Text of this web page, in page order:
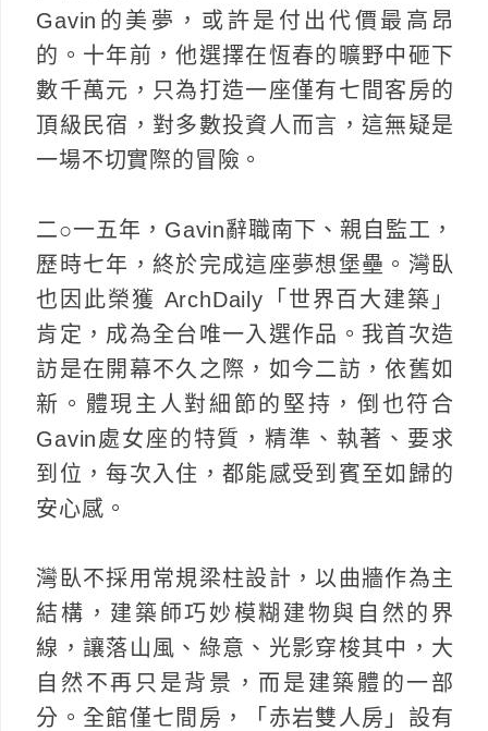
Gavin的美夢，或許是付出代價最高昂
的。十年前，他選擇在恆春的曠野中砸下
數千萬元，只為打造一座僅有七間客房的
頂級民宿，對多數投資人而言，這無疑是
一場不切實際的冒險。
二○一五年，Gavin辭職南下、親自監工，
歷時七年，終於完成這座夢想堡壘。灣臥
也因此榮獲 ArchDaily「世界百大建築」
肯定，成為全台唯一入選作品。我首次造
訪是在開幕不久之際，如今二訪，依舊如
新。體現主人對細節的堅持，倒也符合
Gavin處女座的特質，精準、執著、要求
到位，每次入住，都能感受到賓至如歸的
安心感。
灣臥不採用常規梁柱設計，以曲牆作為主
結構，建築師巧妙模糊建物與自然的界
線，讓落山風、綠意、光影穿梭其中，大
自然不再只是背景，而是建築體的一部
分。全館僅七間房，「赤岩雙人房」設有